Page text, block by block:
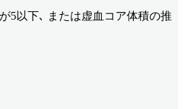
5以下､ または虚血コア体積の推